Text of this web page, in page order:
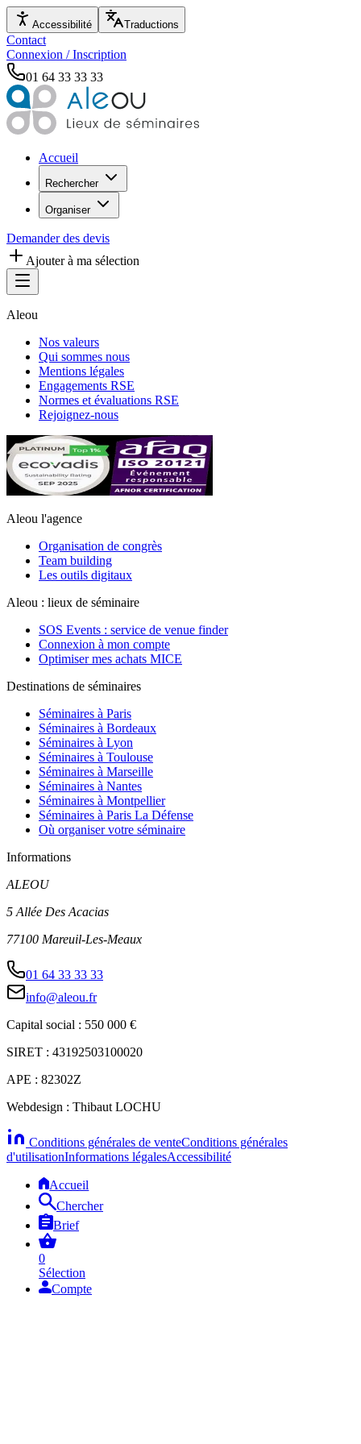
Accessibilité Traductions
Contact
Connexion / Inscription
01 64 33 33 33
Accueil
Rechercher
Organiser
Demander des devis
Ajouter à ma sélection
Aleou
Nos valeurs
Qui sommes nous
Mentions légales
Engagements RSE
Normes et évaluations RSE
Rejoignez-nous
Aleou l'agence
Organisation de congrès
Team building
Les outils digitaux
Aleou : lieux de séminaire
SOS Events : service de venue finder
Connexion à mon compte
Optimiser mes achats MICE
Destinations de séminaires
Séminaires à Paris
Séminaires à Bordeaux
Séminaires à Lyon
Séminaires à Toulouse
Séminaires à Marseille
Séminaires à Nantes
Séminaires à Montpellier
Séminaires à Paris La Défense
Où organiser votre séminaire
Informations
ALEOU
5 Allée Des Acacias
77100 Mareuil-Les-Meaux
01 64 33 33 33
info@aleou.fr
Capital social : 550 000 €
SIRET : 43192503100020
APE : 82302Z
Webdesign : Thibaut LOCHU
Conditions générales de venteConditions générales
d'utilisationInformations légalesAccessibilité
Accueil
Chercher
Brief
0
Sélection
Compte